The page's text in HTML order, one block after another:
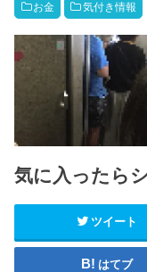
お金 気付き情報
気に入ったら
ツイート
はてブ